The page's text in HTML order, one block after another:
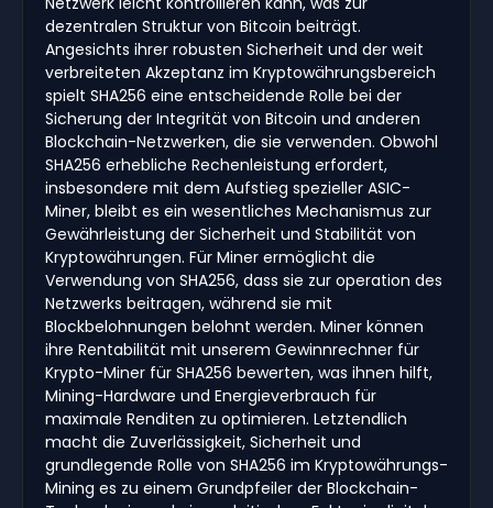
dezentralen Struktur von Bitcoin beiträgt.
Angesichts ihrer robusten Sicherheit und der weit
verbreiteten Akzeptanz im Kryptowährungsbereich
spielt SHA256 eine entscheidende Rolle bei der
Sicherung der Integrität von Bitcoin und anderen
Blockchain-Netzwerken, die sie verwenden. Obwohl
SHA256 erhebliche Rechenleistung erfordert,
insbesondere mit dem Aufstieg spezieller ASIC-
Miner, bleibt es ein wesentliches Mechanismus zur
Gewährleistung der Sicherheit und Stabilität von
Kryptowährungen. Für Miner ermöglicht die
Verwendung von SHA256, dass sie zur operation des
Netzwerks beitragen, während sie mit
Blockbelohnungen belohnt werden. Miner können
ihre Rentabilität mit unserem Gewinnrechner für
Krypto-Miner für SHA256 bewerten, was ihnen hilft,
Mining-Hardware und Energieverbrauch für
maximale Renditen zu optimieren. Letztendlich
macht die Zuverlässigkeit, Sicherheit und
grundlegende Rolle von SHA256 im Kryptowährungs-
Mining es zu einem Grundpfeiler der Blockchain-